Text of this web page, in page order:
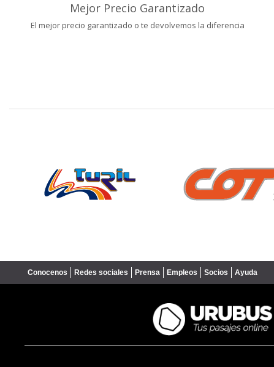
Mejor Precio Garantizado
El mejor precio garantizado o te devolvemos la diferencia
Conocenos Redes sociales Prensa Empleos Socios Ayuda